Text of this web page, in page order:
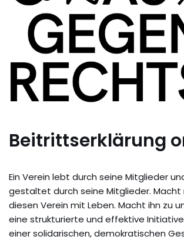
Beitrittserklärung
Ein Verein lebt durch seine Mitglieder
gestaltet durch seine Mitglieder.
diesen Verein mit Leben. Macht ihn zu
eine strukturierte und effektive
einer solidarischen, demokratischen